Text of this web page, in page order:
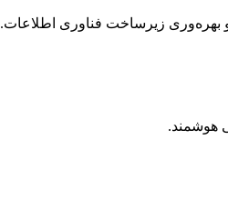
زیرساخت فناوری اطلاعات.